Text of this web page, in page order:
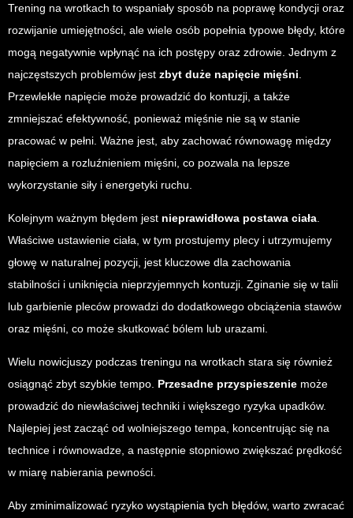
Trening na wrotkach to wspaniały sposób na poprawę kondycji oraz
rozwijanie umiejętności, ale wiele osób popełnia typowe błędy, które
mogą negatywnie wpłynąć na ich postępy oraz zdrowie. Jednym z
najczęstszych problemów jest zbyt duże napięcie mięśni
Przewlekłe napięcie może prowadzić do kontuzji, a także
zmniejszać efektywność, ponieważ mięśnie nie są w stanie
pracować w pełni. Ważne jest, aby zachować równowagę między
napięciem a rozluźnieniem mięśni, co pozwala na lepsze
wykorzystanie siły i energetyki ruchu.
Kolejnym ważnym błędem jest nieprawidłowa postawa ciała
Właściwe ustawienie ciała, w tym prostujemy plecy i utrzymujemy
głowę w naturalnej pozycji, jest kluczowe dla zachowania
stabilności i uniknięcia nieprzyjemnych kontuzji. Zginanie się w talii
lub garbienie pleców prowadzi do dodatkowego obciążenia stawów
oraz mięśni, co może skutkować bólem lub urazami.
Wielu nowicjuszy podczas treningu na wrotkach stara się również
osiągnąć zbyt szybkie tempo. Przesadne przyspieszenie może
prowadzić do niewłaściwej techniki i większego ryzyka upadków.
Najlepiej jest zacząć od wolniejszego tempa, koncentrując się na
technice i równowadze, a następnie stopniowo zwiększać prędkość
w miarę nabierania pewności.
Aby zminimalizować ryzyko wystąpienia tych błędów, warto zwracać